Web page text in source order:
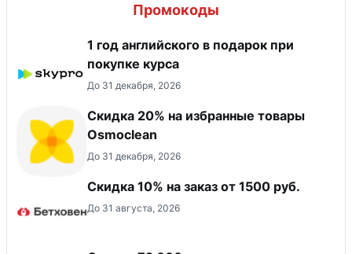
Промокоды
1 год английского в подарок при
покупке курса
До 31 декабря, 2026
Скидка 20% на избранные товары
Osmoclean
До 31 декабря, 2026
Скидка 10% на заказ от 1500 руб.
До 31 августа, 2026